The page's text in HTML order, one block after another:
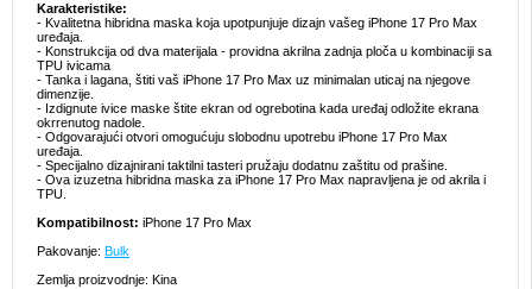
Karakteristike:
- Kvalitetna hibridna maska koja upotpunjuje dizajn vašeg iPhone 17 Pro Max
uređaja.
- Konstrukcija od dva materijala - providna akrilna zadnja ploča u kombinaciji sa
TPU ivicama
- Tanka i lagana, štiti vaš iPhone 17 Pro Max uz minimalan uticaj na njegove
dimenzije.
- Izdignute ivice maske štite ekran od ogrebotina kada uređaj odložite ekrana
okrrenutog nadole.
- Odgovarajući otvori omogućuju slobodnu upotrebu iPhone 17 Pro Max
uređaja.
- Specijalno dizajnirani taktilni tasteri pružaju dodatnu zaštitu od prašine.
- Ova izuzetna hibridna maska za iPhone 17 Pro Max napravljena je od akrila i
TPU.
Kompatibilnost: iPhone 17 Pro Max
Pakovanje: Bulk
Zemlja proizvodnje: Kina